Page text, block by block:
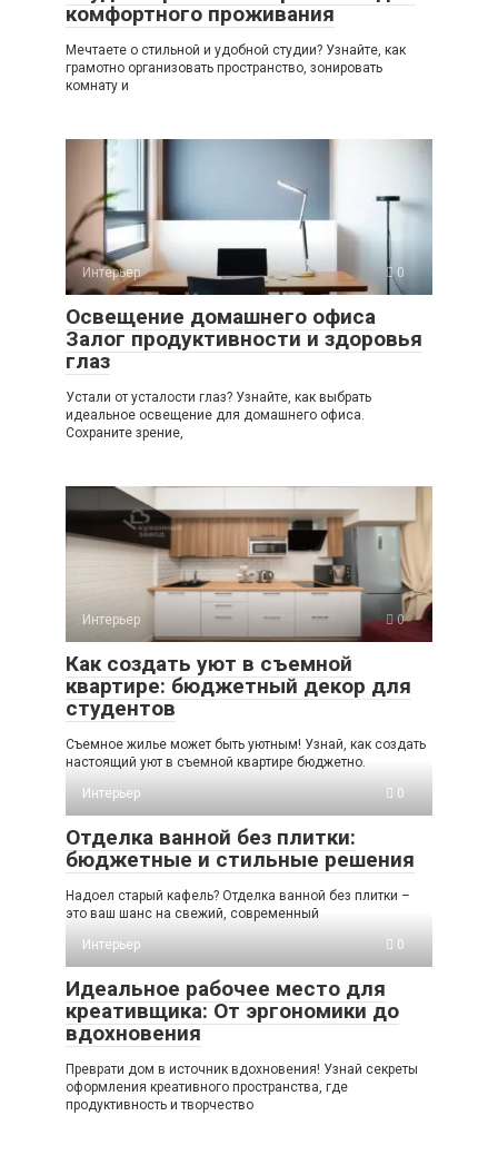
комфортного проживания
Мечтаете о стильной и удобной студии? Узнайте, как
грамотно организовать пространство, зонировать
комнату и
Интерьер 0
Освещение домашнего офиса
Залог продуктивности и здоровья
глаз
Устали от усталости глаз? Узнайте, как выбрать
идеальное освещение для домашнего офиса.
Сохраните зрение,
Интерьер 0
Как создать уют в съемной
квартире: бюджетный декор для
студентов
Съемное жилье может быть уютным! Узнай, как создать
настоящий уют в съемной квартире бюджетно.
Интерьер
0
Отделка ванной без плитки:
бюджетные и стильные решения
Надоел старый кафель? Отделка ванной без плитки –
это ваш шанс на свежий, современный
Интерьер
0
Идеальное рабочее место для
креативщика: От эргономики до
вдохновения
Преврати дом в источник вдохновения! Узнай секреты
оформления креативного пространства, где
продуктивность и творчество